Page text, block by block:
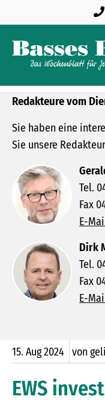
Redakteure vom
Sie haben eine
Sie unsere
Tel.
Fax
E-
Dirk
Tel.
Fax
E-
15. Aug2024 von
EWS